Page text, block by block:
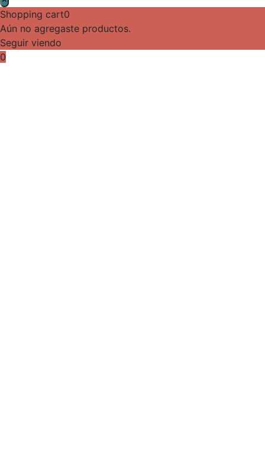
Shopping cart0
Aún no agregaste productos.
Seguir viendo
0